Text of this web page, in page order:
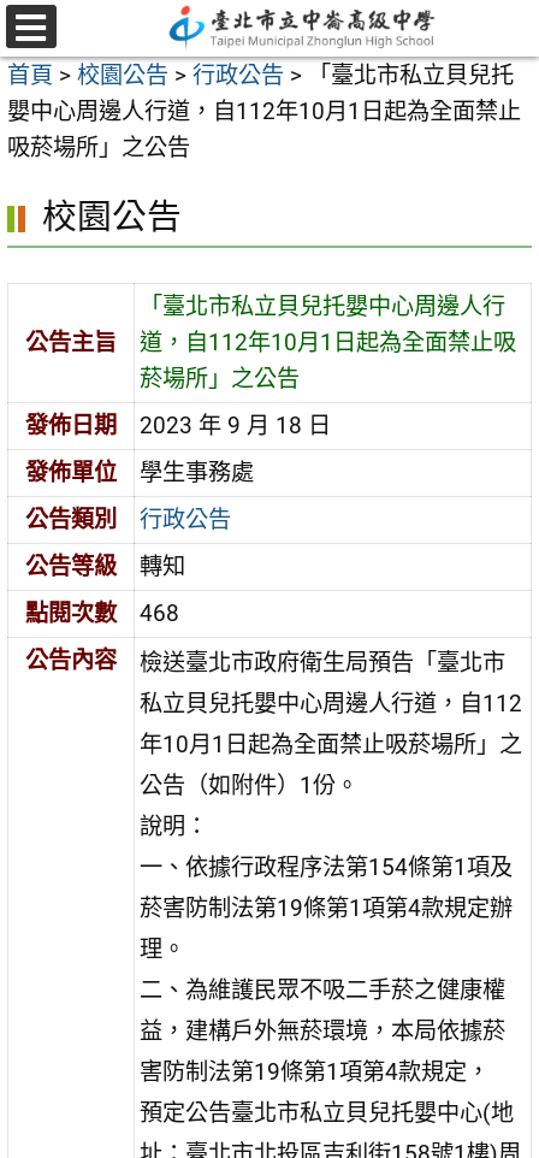
跳
至
主
要
內
區
選
單
首頁 > 校園公告 > 行政公告 >
「臺北市私立貝兒托
嬰中心周邊人行道，自112年10月1日起為全面禁止
吸菸場所」之公告
校園公告
公告主旨
「臺北市私立貝兒托嬰中心周邊人行
道，自112年10月1日起為全面禁止吸
菸場所」之公告
發佈日期
2023 年 9 月 18 日
發佈單位
學生事務處
公告類別
行政公告
公告等級
轉知
點閱次數
468
公告內容
檢送臺北市政府衛生局預告「臺北市
私立貝兒托嬰中心周邊人行道，自112
年10月1日起為全面禁止吸菸場所」之
公告（如附件）1份。
說明：
一、依據行政程序法第154條第1項及
菸害防制法第19條第1項第4款規定辦
理。
二、為維護民眾不吸二手菸之健康權
益，建構戶外無菸環境，本局依據菸
害防制法第19條第1項第4款規定，
預定公告臺北市私立貝兒托嬰中心(地